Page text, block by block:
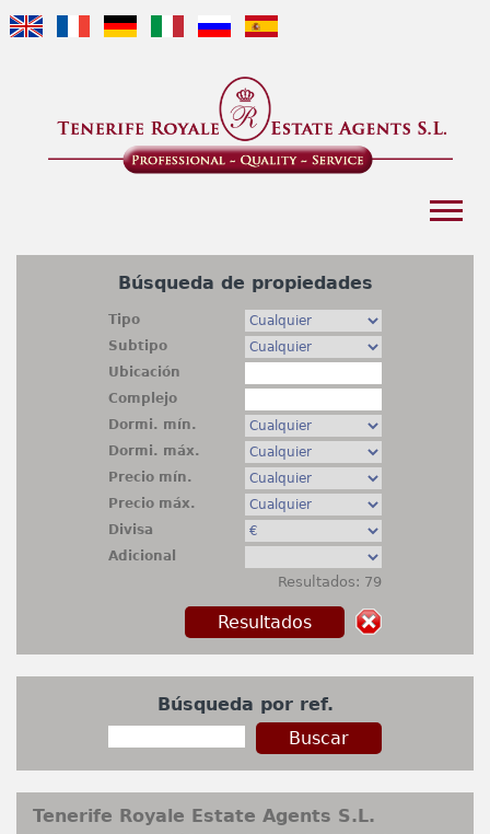
Jump to navigation
Guía del Comprador
Sobre nosotros
Contáctenos
Vender mi propiedad
Búsqueda de propiedades
Tipo
Subtipo
Ubicación
Complejo
Dormi. mín.
Dormi. máx.
Precio mín.
Precio máx.
Divisa
Adicional
Resultados: 79
Búsqueda por ref.
Tenerife Royale Estate Agents S.L.